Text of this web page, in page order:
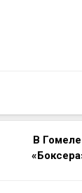
В